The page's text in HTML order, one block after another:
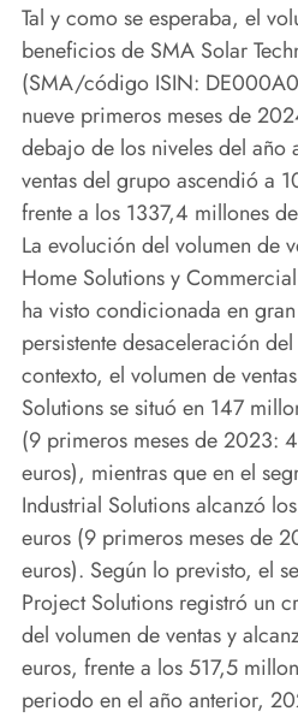
Tal y como se esperaba, el
beneficios de SMA Solar
(SMA/código ISIN:
nueve primeros meses de
debajo de los niveles del año
ventas del grupo ascendió a
frente a los 1337,4 millones
La evolución del volumen de
Home Solutions y
ha visto condicionada en
persistente desaceleración
contexto, el volumen de
Solutions se situó en 147
(9 primeros meses de 2023:
euros), mientras que en el
Industrial Solutions alcanzó
euros (9 primeros meses de
euros). Según lo previsto, el
Project Solutions registró un
del volumen de ventas y
euros, frente a los 517,5
periodo en el año anterior,